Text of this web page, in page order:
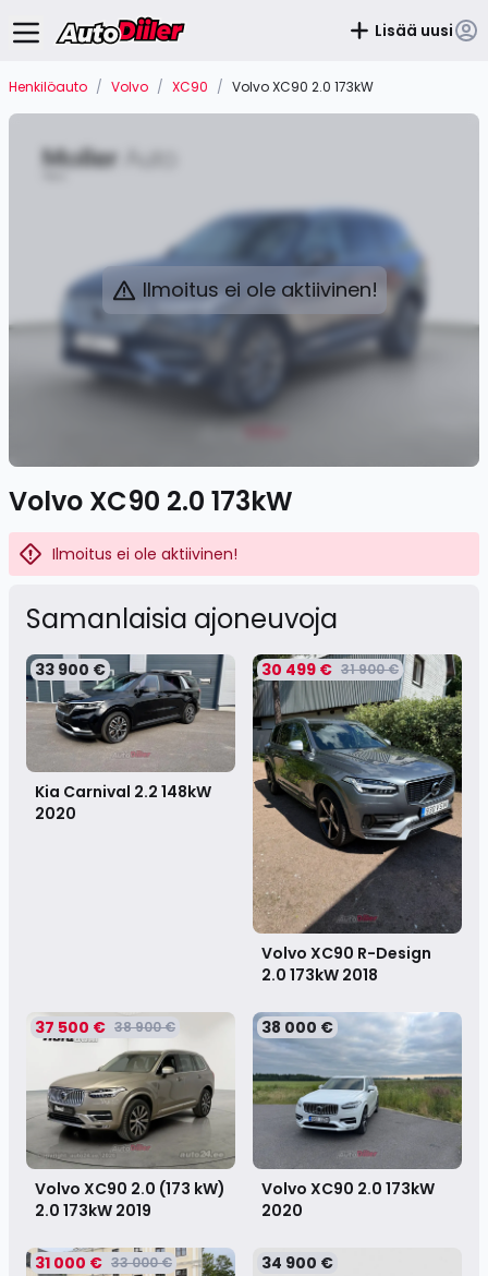
Lisää uusi
Henkilöauto / Volvo / XC90 / Volvo XC90 2.0 173kW
Ilmoitus ei ole aktiivinen!
Volvo XC90 2.0 173kW
Ilmoitus ei ole aktiivinen!
Samanlaisia ​​ajoneuvoja
33 900 €
Kia Carnival 2.2 148kW
2020
30 499 € 31 900 €
Volvo XC90 R-Design
2.0 173kW 2018
37 500 € 38 900 €
Volvo XC90 2.0 (173 kW)
2.0 173kW 2019
38 000 €
Volvo XC90 2.0 173kW
2020
31 000 € 33 000 € 34 900 €